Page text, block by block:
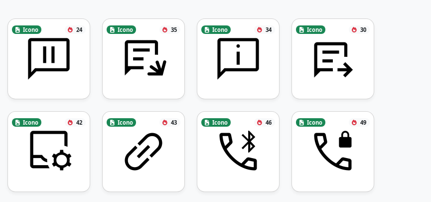
Icono 24 Icono 35 Icono 34 Icono 30
Icono 42 Icono 43 Icono 46 Icono 49